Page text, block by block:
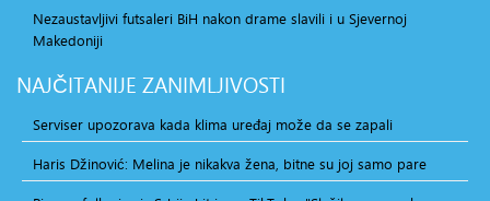
Nezaustavljivi futsaleri BiH nakon drame slavili i u Sjevernoj
Makedoniji
NAJČITANIJE ZANIMLJIVOSTI
Serviser upozorava kada klima uređaj može da se zapali
Haris Džinović: Melina je nikakva žena, bitne su joj samo pare